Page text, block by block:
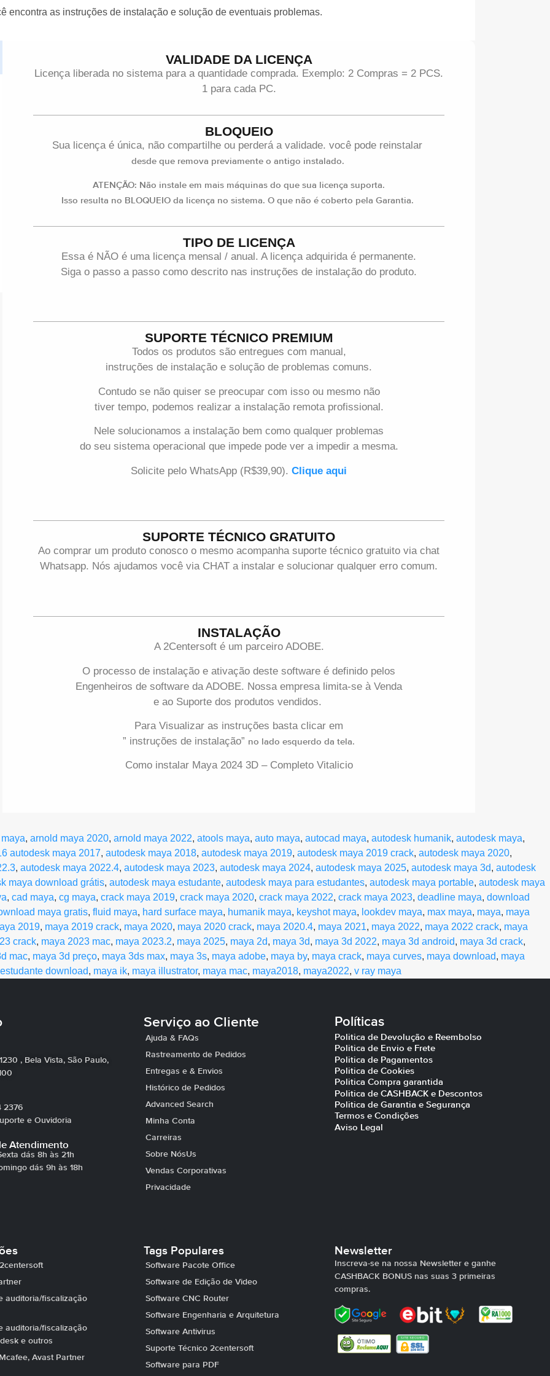
encontra as instruções de instalação e solução de eventuais problemas.
VALIDADE DA LICENÇA
Licença liberada no sistema para a quantidade comprada. Exemplo: 2 Compras = 2 PCS.
1 para cada PC.
BLOQUEIO
Sua licença é única, não compartilhe ou perderá a validade. você pode reinstalar
desde que remova previamente o antigo instalado.
ATENÇÃO: Não instale em mais máquinas do que sua licença suporta.
Isso resulta no BLOQUEIO da licença no sistema. O que não é coberto pela Garantia.
TIPO DE LICENÇA
Essa é NÃO é uma licença mensal / anual. A licença adquirida é permanente.
Siga o passo a passo como descrito nas instruções de instalação do produto.
SUPORTE TÉCNICO PREMIUM
Todos os produtos são entregues com manual,
instruções de instalação e solução de problemas comuns.
Contudo se não quiser se preocupar com isso ou mesmo não
tiver tempo, podemos realizar a instalação remota profissional.
Nele solucionamos a instalação bem como qualquer problemas
do seu sistema operacional que impede pode ver a impedir a mesma.
Solicite pelo WhatsApp (R$39,90). Clique aqui
SUPORTE TÉCNICO GRATUITO
Ao comprar um produto conosco o mesmo acompanha suporte técnico gratuito via chat
Whatsapp. Nós ajudamos você via CHAT a instalar e solucionar qualquer erro comum.
INSTALAÇÃO
A 2Centersoft é um parceiro ADOBE.
O processo de instalação e ativação deste software é definido pelos
Engenheiros de software da ADOBE. Nossa empresa limita-se à Venda
e ao Suporte dos produtos vendidos.
Para Visualizar as instruções basta clicar em
” instruções de instalação” no lado esquerdo da tela.
Como instalar Maya 2024 3D – Completo Vitalicio
, arnold maya 2020, arnold maya 2022, atools maya, auto maya, autocad maya, autodesk humanik, autodesk maya,
autodesk maya 2017, autodesk maya 2018, autodesk maya 2019, autodesk maya 2019 crack, autodesk maya 2020,
, autodesk maya 2022.4, autodesk maya 2023, autodesk maya 2024, autodesk maya 2025, autodesk maya 3d, autodesk
maya download grátis, autodesk maya estudante, autodesk maya para estudantes, autodesk maya portable, autodesk maya
, cad maya, cg maya, crack maya 2019, crack maya 2020, crack maya 2022, crack maya 2023, deadline maya, download
maya gratis, fluid maya, hard surface maya, humanik maya, keyshot maya, lookdev maya, max maya, maya, maya
2019, maya 2019 crack, maya 2020, maya 2020 crack, maya 2020.4, maya 2021, maya 2022, maya 2022 crack, maya
crack, maya 2023 mac, maya 2023.2, maya 2025, maya 2d, maya 3d, maya 3d 2022, maya 3d android, maya 3d crack,
mac, maya 3d preço, maya 3ds max, maya 3s, maya adobe, maya by, maya crack, maya curves, maya download, maya
download, maya ik, maya illustrator, maya mac, maya2018, maya2022, v ray maya
, Bela Vista, São Paulo,
2376
e Ouvidoria
Atendimento
dás 8h às 21h
dás 9h às 18h
Serviço ao Cliente
Ajuda & FAQs
Rastreamento de Pedidos
Entregas e & Envios
Histórico de Pedidos
Advanced Search
Minha Conta
Carreiras
Sobre NósUs
Vendas Corporativas
Privacidade
Políticas
Politica de Devolução e Reembolso
Politica de Envio e Frete
Politica de Pagamentos
Politica de Cookies
Politica Compra garantida
Politica de CASHBACK e Descontos
Politica de Garantia e Segurança
Termos e Condições
Aviso Legal
auditoria/fiscalização
auditoria/fiscalização
e outros
Avast Partner
Tags Populares
Software Pacote Office
Software de Edição de Video
Software CNC Router
Software Engenharia e Arquitetura
Software Antivirus
Suporte Técnico 2centersoft
Software para PDF
Newsletter
Inscreva-se na nossa Newsletter e ganhe
CASHBACK BONUS nas suas 3 primeiras
compras.